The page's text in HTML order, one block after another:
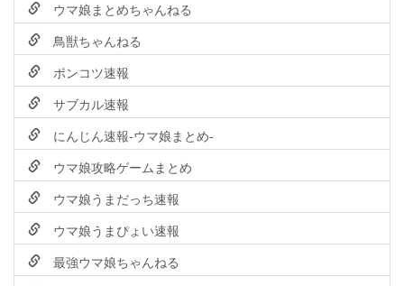
ウマ娘まとめちゃんねる
鳥獣ちゃんねる
ポンコツ速報
サブカル速報
にんじん速報-ウマ娘まとめ-
ウマ娘攻略ゲームまとめ
ウマ娘うまだっち速報
ウマ娘うまぴょい速報
最強ウマ娘ちゃんねる